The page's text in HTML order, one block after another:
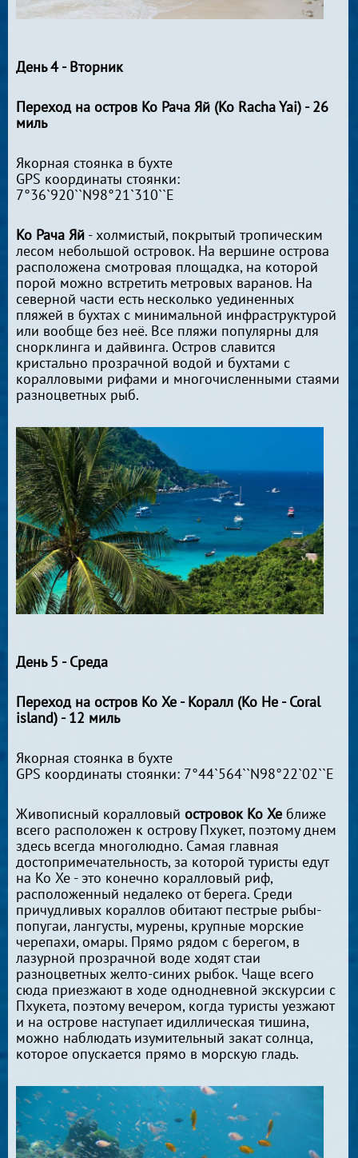
День 4 - Вторник
Переход на остров Ко Рача Яй (Ko Racha Yai) - 26
миль
Якорная стоянка в бухте
GPS координаты стоянки:
7°36`920``N98°21`310``E
Ко Рача Яй - холмистый, покрытый тропическим
лесом небольшой островок. На вершине острова
расположена смотровая площадка, на которой
порой можно встретить метровых варанов. На
северной части есть несколько уединенных
пляжей в бухтах с минимальной инфраструктурой
или вообще без неё. Все пляжи популярны для
снорклинга и дайвинга. Остров славится
кристально прозрачной водой и бухтами с
коралловыми рифами и многочисленными стаями
разноцветных рыб.
День 5 - Среда
Переход на остров Ко Хе - Коралл (Ko He - Coral
island) - 12 миль
Якорная стоянка в бухте
GPS координаты стоянки: 7°44`564``N98°22`02``E
Живописный коралловый островок Ко Хе ближе
всего расположен к острову Пхукет, поэтому днем
здесь всегда многолюдно. Самая главная
достопримечательность, за которой туристы едут
на Ко Хе - это конечно коралловый риф,
расположенный недалеко от берега. Среди
причудливых кораллов обитают пестрые рыбы-
попугаи, лангусты, мурены, крупные морские
черепахи, омары. Прямо рядом с берегом, в
лазурной прозрачной воде ходят стаи
разноцветных желто-синих рыбок. Чаще всего
сюда приезжают в ходе однодневной экскурсии с
Пхукета, поэтому вечером, когда туристы уезжают
и на острове наступает идиллическая тишина,
можно наблюдать изумительный закат солнца,
которое опускается прямо в морскую гладь.